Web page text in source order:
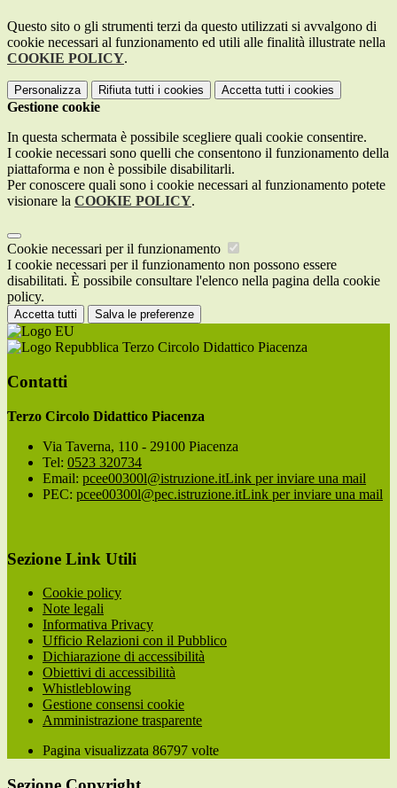
Questo sito o gli strumenti terzi da questo utilizzati si avvalgono di
cookie necessari al funzionamento ed utili alle finalità illustrate nella
COOKIE POLICY.
Personalizza Rifiuta tutti i cookies Accetta tutti i cookies
Gestione cookie
In questa schermata è possibile scegliere quali cookie consentire.
I cookie necessari sono quelli che consentono il funzionamento della
piattaforma e non è possibile disabilitarli.
Per conoscere quali sono i cookie necessari al funzionamento potete
visionare la COOKIE POLICY.
Cookie necessari per il funzionamento
I cookie necessari per il funzionamento non possono essere
disabilitati. È possibile consultare l'elenco nella pagina della cookie
policy.
Accetta tutti Salva le preferenze
Terzo Circolo Didattico Piacenza
Contatti
Terzo Circolo Didattico Piacenza
Via Taverna, 110 - 29100 Piacenza
Tel: 0523 320734
Email: pcee00300l@istruzione.itLink per inviare una mail
PEC: pcee00300l@pec.istruzione.itLink per inviare una mail
Sezione Link Utili
Cookie policy
Note legali
Informativa Privacy
Ufficio Relazioni con il Pubblico
Dichiarazione di accessibilità
Obiettivi di accessibilità
Whistleblowing
Gestione consensi cookie
Amministrazione trasparente
Pagina visualizzata 86797 volte